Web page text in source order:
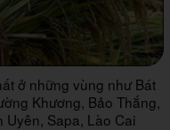
ở những vùng như Bát
Khương, Bảo Thắng,
Sapa, Lào Cai